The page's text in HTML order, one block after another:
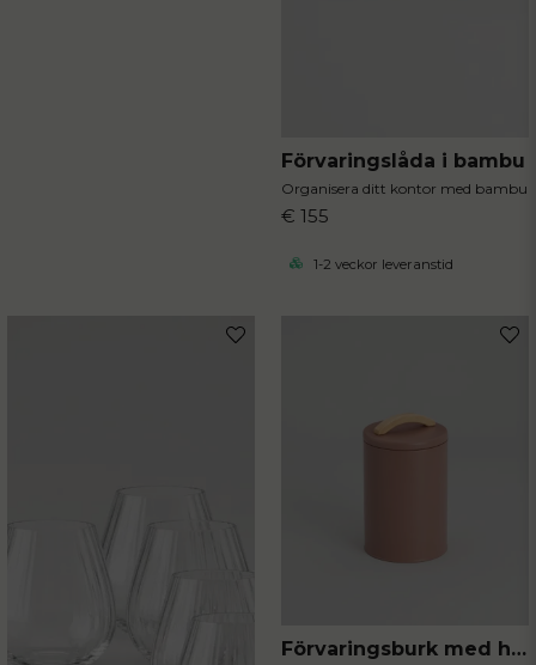
Förvaringslåda i bambu
Organisera ditt kontor med bambu
€ 155
1-2 veckor leveranstid
Förvaringsburk med handtag mocca